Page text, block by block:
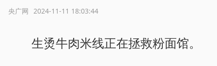
2024-11-11 18:03:44
央广网
生烫牛肉米线正在拯救粉面馆。